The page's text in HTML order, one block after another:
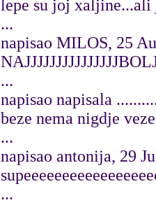
lepe su joj
...
napisao MILOS, 25
...
napisao napisala
beze nema nigdje
...
napisao antonija, 29
...